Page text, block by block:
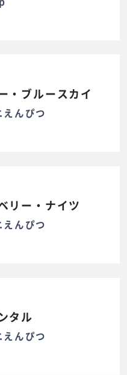
・ブルースカイ
えんぴつ
リー・ナイツ
えんぴつ
タル
えんぴつ